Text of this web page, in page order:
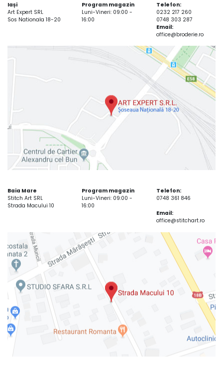
Iași
Art Expert SRL
Sos Nationala 18-20
Program magazin
Luni-Vineri: 09:00 -
16:00
Telefon:
0232 217 260
0748 303 287
Email:
office@broderie.ro
Baia Mare
Stitch Art SRL
Strada Macului 10
Program magazin
Luni-Vineri: 09:00 -
16:00
Telefon:
0748 361 846
Email:
office@stitchart.ro